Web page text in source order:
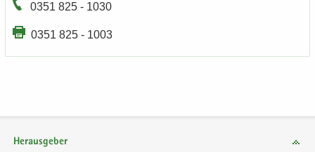
0351 825 - 1030
0351 825 - 1003
Herausgeber